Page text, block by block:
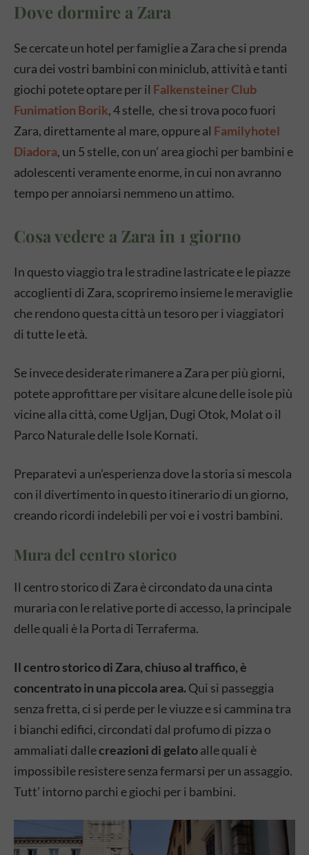
Dove dormire a Zara
Se cercate un hotel per famiglie a Zara che si prenda
cura dei vostri bambini con miniclub, attività e tanti
giochi potete optare per il Falkensteiner Club
Funimation Borik, 4 stelle, che si trova poco fuori
Zara, direttamente al mare, oppure al Familyhotel
Diadora, un 5 stelle, con un’ area giochi per bambini e
adolescenti veramente enorme, in cui non avranno
tempo per annoiarsi nemmeno un attimo.
Cosa vedere a Zara in 1 giorno
In questo viaggio tra le stradine lastricate e le piazze
accoglienti di Zara, scopriremo insieme le meraviglie
che rendono questa città un tesoro per i viaggiatori
di tutte le età.
Se invece desiderate rimanere a Zara per più giorni,
potete approfittare per visitare alcune delle isole più
vicine alla città, come Ugljan, Dugi Otok, Molat o il
Parco Naturale delle Isole Kornati.
Preparatevi a un’esperienza dove la storia si mescola
con il divertimento in questo itinerario di un giorno,
creando ricordi indelebili per voi e i vostri bambini.
Mura del centro storico
Il centro storico di Zara è circondato da una cinta
muraria con le relative porte di accesso, la principale
delle quali è la Porta di Terraferma.
Il centro storico di Zara, chiuso al traffico, è
concentrato in una piccola area.Qui si passeggia
senza fretta, ci si perde per le viuzze e si cammina tra
i bianchi edifici, circondati dal profumo di pizza o
ammaliati dallecreazioni di gelatoalle quali è
impossibile resisteresenza fermarsi per un assaggio.
Tutt’ intorno parchi e giochi per i bambini.